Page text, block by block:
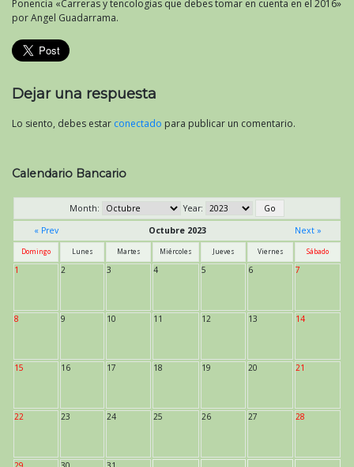
Ponencia «Carreras y tencologias que debes tomar en cuenta en el 2016»
por Angel Guadarrama.
Dejar una respuesta
Lo siento, debes estar conectado para publicar un comentario.
Calendario Bancario
Month:
Year:
« Prev
Octubre 2023 Next »
Domingo Lunes Martes Miércoles Jueves Viernes Sábado
1 2 3 4 5 6 7
8 9 10 11 12 13 14
15 16 17 18 19 20 21
22 23 24 25 26 27 28